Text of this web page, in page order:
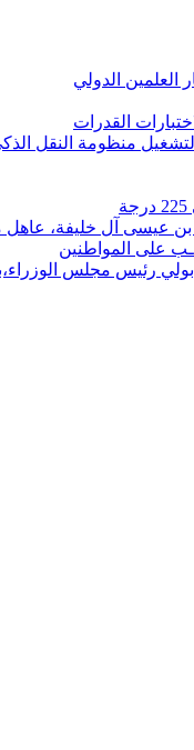
الدولي
القدرات
منظومة النقل الذكي
بن عيسى آل خليفة، عاهل
على المواطنين
رئيس مجلس